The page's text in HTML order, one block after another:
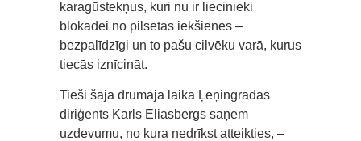
karagūstekņus, kuri nu ir liecinieki
blokādei no pilsētas iekšienes –
bezpalīdzīgi un to pašu cilvēku varā, kurus
tiecās iznīcināt.
Tieši šajā drūmajā laikā Ļeņingradas
diriģents Karls Eliasbergs saņem
uzdevumu, no kura nedrīkst atteikties, –